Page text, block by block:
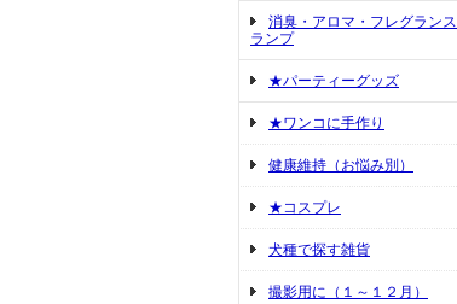
消臭・アロマ・フレグランス
ランプ
★パーティーグッズ
★ワンコに手作り
健康維持（お悩み別）
★コスプレ
犬種で探す雑貨
撮影用に（１～１２月）